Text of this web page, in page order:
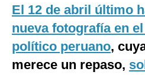
Tecnología
Club del Suscriptor
Mix
El 12 de abril último
nueva fotografía en
político peruano,
merece un repaso,